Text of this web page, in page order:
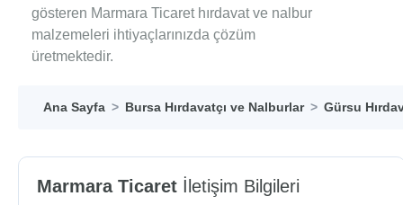
gösteren Marmara Ticaret hırdavat ve nalbur
malzemeleri ihtiyaçlarınızda çözüm
üretmektedir.
Ana Sayfa Bursa Hırdavatçı ve Nalburlar Gürsu
Marmara Ticaret İletişim Bilgileri